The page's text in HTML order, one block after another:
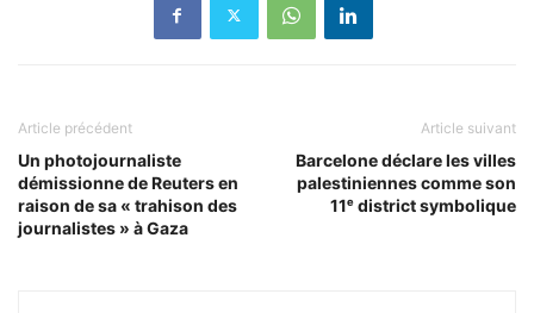
Article précédent
Un photojournaliste
démissionne de Reuters en
raison de sa « trahison des
journalistes » à Gaza
Article suivant
Barcelone déclare les villes
palestiniennes comme son
11ᵉ district symbolique